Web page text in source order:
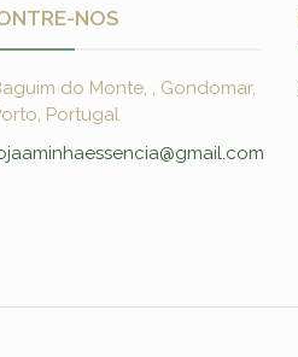
NOS
do Monte, , Gondomar,
Portugal